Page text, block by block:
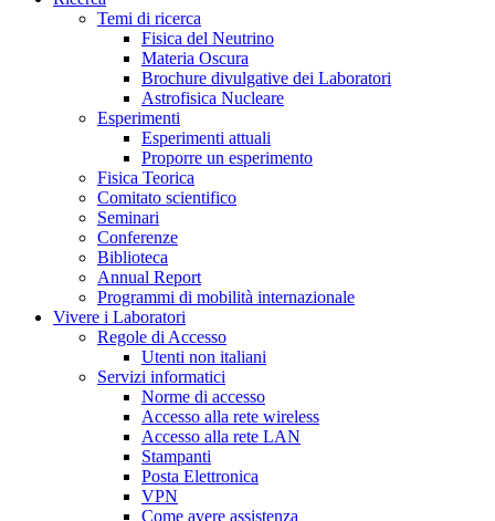
Temi di ricerca
Fisica del Neutrino
Materia Oscura
Brochure divulgative dei Laboratori
Astrofisica Nucleare
Esperimenti
Esperimenti attuali
Proporre un esperimento
Fisica Teorica
Comitato scientifico
Seminari
Conferenze
Biblioteca
Annual Report
Programmi di mobilità internazionale
Vivere i Laboratori
Regole di Accesso
Utenti non italiani
Servizi informatici
Norme di accesso
Accesso alla rete wireless
Accesso alla rete LAN
Stampanti
Posta Elettronica
VPN
Come avere assistenza